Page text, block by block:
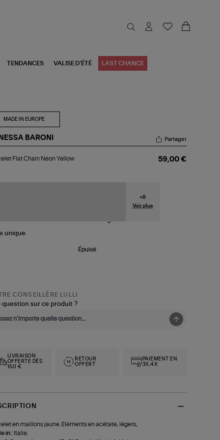
TENDANCES VALISE D'ÉTÉ LAST CHANCE
MADE IN EUROPE
BARONI Partager
Flat Chain Neon Yellow 59,00 €
+8
Voir plus
unique
Épuisé
CONSEILLÈRE LULLI
question sur ce produit ?
LIVRAISON
OFFERTE DÈS
150 €
RETOUR
OFFERT
PAIEMENT EN
3X,4X
en maillons jaune. Eléments en acétate, légers,
in : Italie.